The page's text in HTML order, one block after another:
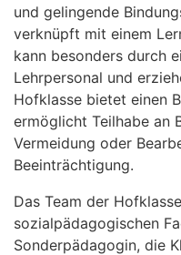
und gelingende
verknüpft mit einem
kann besonders durch
Lehrpersonal und
Hofklasse bietet einen
ermöglicht Teilhabe an
Vermeidung oder
Beeinträchtigung.
Das Team der
sozialpädagogischen
Sonderpädagogin, die